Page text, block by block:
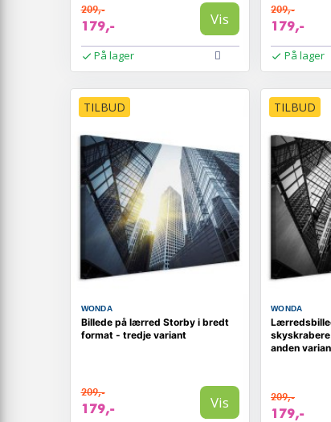
209,-
179,- Vis
På lager
209,-
179,-
På lager
TILBUD
WONDA
Billede på lærred Storby i bredt
format - tredje variant
209,-
179,- Vis
TILBUD
WONDA
anden
209,-
179,-